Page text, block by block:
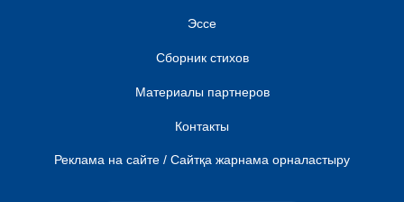
Эссе
Сборник стихов
Материалы партнеров
Контакты
Реклама на сайте / Сайтқа жарнама орналастыру